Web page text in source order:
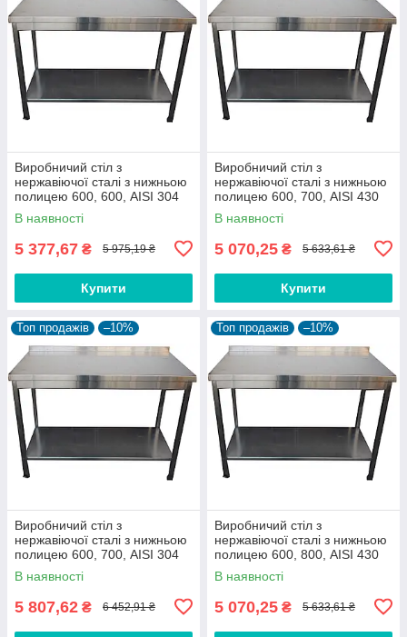
Виробничий стіл з
нержавіючої сталі з нижньою
полицею 600, 600, AISI 304
В наявності
5 377,67 ₴ 5 975,19 ₴
Купити
Виробничий стіл з
нержавіючої сталі з нижньою
полицею 600, 700, AISI 430
В наявності
5 070,25 ₴ 5 633,61 ₴
Купити
Топ продажів –10%
Виробничий стіл з
нержавіючої сталі з нижньою
полицею 600, 700, AISI 304
В наявності
5 807,62 ₴ 6 452,91 ₴
Топ продажів –10%
Виробничий стіл з
нержавіючої сталі з нижньою
полицею 600, 800, AISI 430
В наявності
5 070,25 ₴ 5 633,61 ₴